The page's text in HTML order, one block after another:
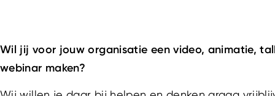
Wil jij voor jouw organisatie een video, animatie,
webinar maken?